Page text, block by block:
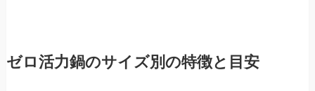
ゼロ活力鍋のサイズ別の特徴と目安